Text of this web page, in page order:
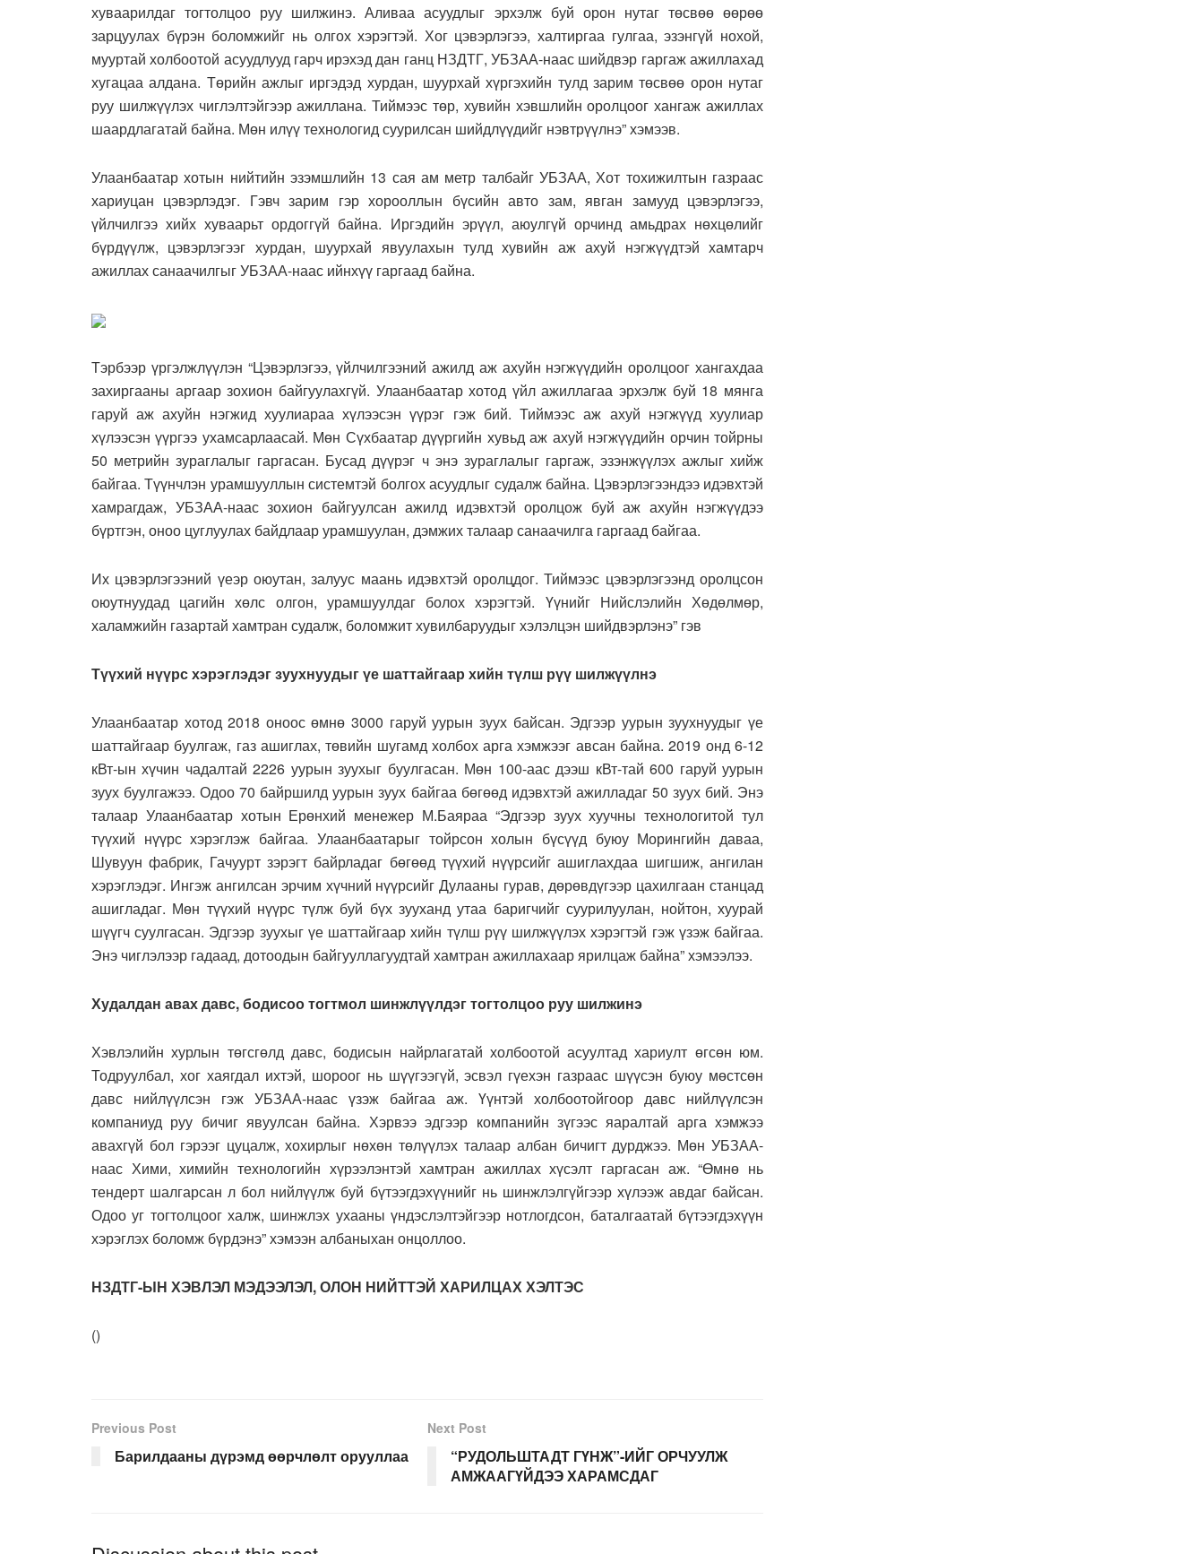
хуваарилдаг тогтолцоо руу шилжинэ. Аливаа асуудлыг эрхэлж буй орон нутаг төсвөө өөрөө
зарцуулах бүрэн боломжийг нь олгох хэрэгтэй. Хог цэвэрлэгээ, халтиргаа гулгаа, эзэнгүй нохой,
мууртай холбоотой асуудлууд гарч ирэхэд дан ганц НЗДТГ, УБЗАА-наас шийдвэр гаргаж ажиллахад
хугацаа алдана. Төрийн ажлыг иргэдэд хурдан, шуурхай хүргэхийн тулд зарим төсвөө орон нутаг
руу шилжүүлэх чиглэлтэйгээр ажиллана. Тиймээс төр, хувийн хэвшлийн оролцоог хангаж ажиллах
шаардлагатай байна. Мөн илүү технологид суурилсан шийдлүүдийг нэвтрүүлнэ” хэмээв.
Улаанбаатар хотын нийтийн эзэмшлийн 13 сая ам метр талбайг УБЗАА, Хот тохижилтын газраас
хариуцан цэвэрлэдэг. Гэвч зарим гэр хорооллын бүсийн авто зам, явган замууд цэвэрлэгээ,
үйлчилгээ хийх хуваарьт ордоггүй байна. Иргэдийн эрүүл, аюулгүй орчинд амьдрах нөхцөлийг
бүрдүүлж, цэвэрлэгээг хурдан, шуурхай явуулахын тулд хувийн аж ахуй нэгжүүдтэй хамтарч
ажиллах санаачилгыг УБЗАА-наас ийнхүү гаргаад байна.
Тэрбээр үргэлжлүүлэн “Цэвэрлэгээ, үйлчилгээний ажилд аж ахуйн нэгжүүдийн оролцоог хангахдаа
захиргааны аргаар зохион байгуулахгүй. Улаанбаатар хотод үйл ажиллагаа эрхэлж буй 18 мянга
гаруй аж ахуйн нэгжид хуулиараа хүлээсэн үүрэг гэж бий. Тиймээс аж ахуй нэгжүүд хуулиар
хүлээсэн үүргээ ухамсарлаасай. Мөн Сүхбаатар дүүргийн хувьд аж ахуй нэгжүүдийн орчин тойрны
50 метрийн зураглалыг гаргасан. Бусад дүүрэг ч энэ зураглалыг гаргаж, эзэнжүүлэх ажлыг хийж
байгаа. Түүнчлэн урамшууллын системтэй болгох асуудлыг судалж байна. Цэвэрлэгээндээ идэвхтэй
хамрагдаж, УБЗАА-наас зохион байгуулсан ажилд идэвхтэй оролцож буй аж ахуйн нэгжүүдээ
бүртгэн, оноо цуглуулах байдлаар урамшуулан, дэмжих талаар санаачилга гаргаад байгаа.
Их цэвэрлэгээний үеэр оюутан, залуус маань идэвхтэй оролцдог. Тиймээс цэвэрлэгээнд оролцсон
оюутнуудад цагийн хөлс олгон, урамшуулдаг болох хэрэгтэй. Үүнийг Нийслэлийн Хөдөлмөр,
халамжийн газартай хамтран судалж, боломжит хувилбаруудыг хэлэлцэн шийдвэрлэнэ” гэв
Түүхий нүүрс хэрэглэдэг зуухнуудыг үе шаттайгаар хийн түлш рүү шилжүүлнэ
Улаанбаатар хотод 2018 оноос өмнө 3000 гаруй уурын зуух байсан. Эдгээр уурын зуухнуудыг үе
шаттайгаар буулгаж, газ ашиглах, төвийн шугамд холбох арга хэмжээг авсан байна. 2019 онд 6-12
кВт-ын хүчин чадалтай 2226 уурын зуухыг буулгасан. Мөн 100-аас дээш кВт-тай 600 гаруй уурын
зуух буулгажээ. Одоо 70 байршилд уурын зуух байгаа бөгөөд идэвхтэй ажилладаг 50 зуух бий. Энэ
талаар Улаанбаатар хотын Ерөнхий менежер М.Баяраа “Эдгээр зуух хуучны технологитой тул
түүхий нүүрс хэрэглэж байгаа. Улаанбаатарыг тойрсон холын бүсүүд буюу Морингийн даваа,
Шувуун фабрик, Гачуурт зэрэгт байрладаг бөгөөд түүхий нүүрсийг ашиглахдаа шигшиж, ангилан
хэрэглэдэг. Ингэж ангилсан эрчим хүчний нүүрсийг Дулааны гурав, дөрөвдүгээр цахилгаан станцад
ашигладаг. Мөн түүхий нүүрс түлж буй бүх зууханд утаа баригчийг суурилуулан, нойтон, хуурай
шүүгч суулгасан. Эдгээр зуухыг үе шаттайгаар хийн түлш рүү шилжүүлэх хэрэгтэй гэж үзэж байгаа.
Энэ чиглэлээр гадаад, дотоодын байгууллагуудтай хамтран ажиллахаар ярилцаж байна” хэмээлээ.
Худалдан авах давс, бодисоо тогтмол шинжлүүлдэг тогтолцоо руу шилжинэ
Хэвлэлийн хурлын төгсгөлд давс, бодисын найрлагатай холбоотой асуултад хариулт өгсөн юм.
Тодруулбал, хог хаягдал ихтэй, шороог нь шүүгээгүй, эсвэл гүехэн газраас шүүсэн буюу мөстсөн
давс нийлүүлсэн гэж УБЗАА-наас үзэж байгаа аж. Үүнтэй холбоотойгоор давс нийлүүлсэн
компаниуд руу бичиг явуулсан байна. Хэрвээ эдгээр компанийн зүгээс яаралтай арга хэмжээ
авахгүй бол гэрээг цуцалж, хохирлыг нөхөн төлүүлэх талаар албан бичигт дурджээ. Мөн УБЗАА-
наас Хими, химийн технологийн хүрээлэнтэй хамтран ажиллах хүсэлт гаргасан аж. “Өмнө нь
тендерт шалгарсан л бол нийлүүлж буй бүтээгдэхүүнийг нь шинжлэлгүйгээр хүлээж авдаг байсан.
Одоо уг тогтолцоог халж, шинжлэх ухааны үндэслэлтэйгээр нотлогдсон, баталгаатай бүтээгдэхүүн
хэрэглэх боломж бүрдэнэ” хэмээн албаныхан онцоллоо.
НЗДТГ-ЫН ХЭВЛЭЛ МЭДЭЭЛЭЛ, ОЛОН НИЙТТЭЙ ХАРИЛЦАХ ХЭЛТЭС
()
Previous Post
Барилдааны дүрэмд өөрчлөлт орууллаа
Next Post
“РУДОЛЬШТАДТ ГҮНЖ”-ИЙГ ОРЧУУЛЖ
АМЖААГҮЙДЭЭ ХАРАМСДАГ